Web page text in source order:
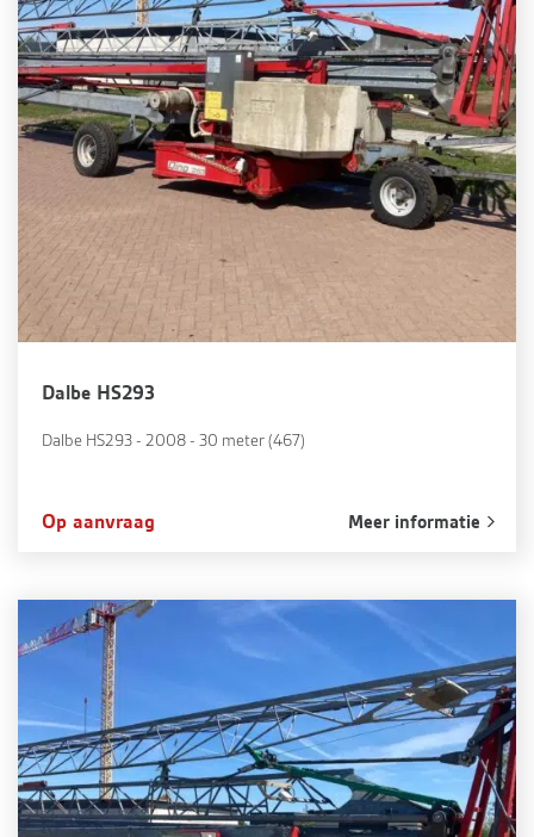
Dalbe HS293
Dalbe HS293 - 2008 - 30 meter (467)
Op aanvraag Meer informatie